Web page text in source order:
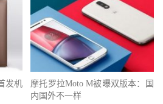
发机
摩托罗拉Moto M被曝双版本：国
内国外不一样